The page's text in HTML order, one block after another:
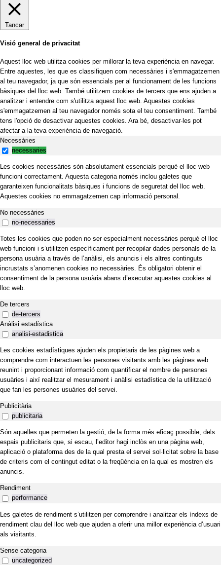
Tancar
Visió general de privacitat
Aquest lloc web utilitza cookies per millorar la teva experiència en navegar.
Entre aquestes, les que es classifiquen com necessàries i s'emmagatzemen
al teu navegador, ja que són essencials per al funcionament de les funcions
bàsiques del lloc web. També utilitzem cookies de tercers que ens ajuden a
analitzar i entendre com s'utilitza aquest lloc web. Aquestes cookies
s'emmagatzemen al teu navegador només sota el teu consentiment. També
tens l'opció de desactivar aquestes cookies. Ara bé, desactivar-les pot
afectar a la teva experiència de navegació.
Necessàries
necessaries
Les cookies necessàries són absolutament essencials perquè el lloc web
funcioni correctament. Aquesta categoria només inclou galetes que
garanteixen funcionalitats bàsiques i funcions de seguretat del lloc web.
Aquestes cookies no emmagatzemen cap informació personal.
No necessàries
no-necessaries
Totes les cookies que poden no ser especialment necessàries perquè el lloc
web funcioni i s’utilitzen específicament per recopilar dades personals de la
persona usuària a través de l’anàlisi, els anuncis i els altres continguts
incrustats s’anomenen cookies no necessàries. És obligatori obtenir el
consentiment de la persona usuària abans d’executar aquestes cookies al
lloc web.
De tercers
de-tercers
Anàlisi estadística
analisi-estadistica
Les cookies estadístiques ajuden els propietaris de les pàgines web a
comprendre com interactuen les persones visitants amb les pàgines web
reunint i proporcionant informació com quantificar el nombre de persones
usuàries i així realitzar el mesurament i anàlisi estadística de la utilització
que fan les persones usuàries del servei.
Publicitària
publicitaria
Són aquelles que permeten la gestió, de la forma més eficaç possible, dels
espais publicitaris que, si escau, l’editor hagi inclòs en una pàgina web,
aplicació o plataforma des de la qual presta el servei sol·licitat sobre la base
de criteris com el contingut editat o la freqüència en la qual es mostren els
anuncis.
Rendiment
performance
Les galetes de rendiment s’utilitzen per comprendre i analitzar els índexs de
rendiment clau del lloc web que ajuden a oferir una millor experiència d’usuari
als visitants.
Sense categoria
uncategorized